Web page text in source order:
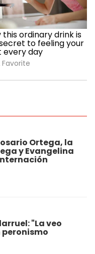
Ortega, la
y Evangelina
"La veo